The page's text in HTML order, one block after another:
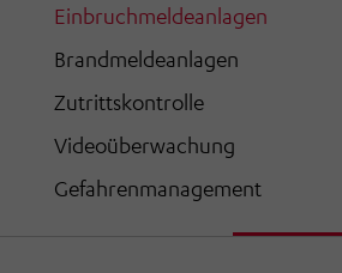
Einbruchmeldeanlagen
Brandmeldeanlagen
Zutrittskontrolle
Videoüberwachung
Gefahrenmanagement